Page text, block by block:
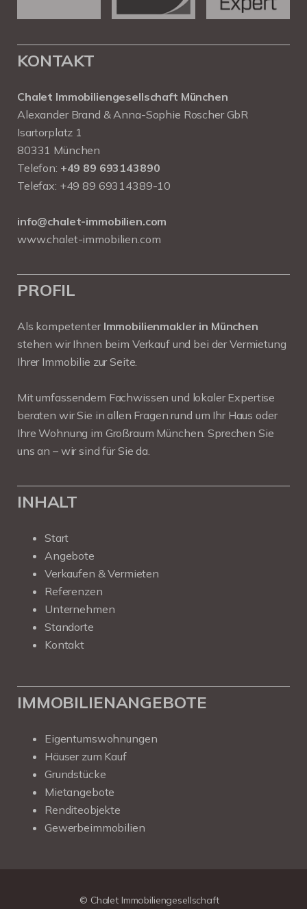
KONTAKT
Chalet Immobiliengesellschaft München
Alexander Brand & Anna-Sophie Roscher GbR
Isartorplatz 1
80331 München
Telefon: +49 89 693143890
Telefax: +49 89 69314389-10
info@chalet-immobilien.com
www.chalet-immobilien.com
PROFIL
Als kompetenter Immobilienmakler in München
stehen wir Ihnen beim Verkauf und bei der Vermietung
Ihrer Immobilie zur Seite.
Mit umfassendem Fachwissen und lokaler Expertise
beraten wir Sie in allen Fragen rund um Ihr Haus oder
Ihre Wohnung im Großraum München. Sprechen Sie
uns an – wir sind für Sie da.
INHALT
Start
Angebote
Verkaufen & Vermieten
Referenzen
Unternehmen
Standorte
Kontakt
IMMOBILIENANGEBOTE
Eigentumswohnungen
Häuser zum Kauf
Grundstücke
Mietangebote
Renditeobjekte
Gewerbeimmobilien
© Chalet Immobiliengesellschaft
SEHR GUT